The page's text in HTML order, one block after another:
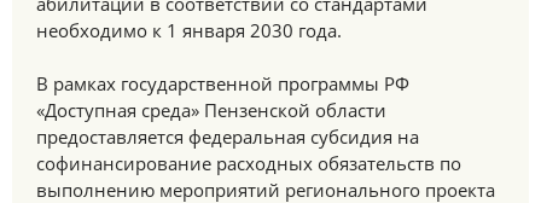
необходимо к 1 января 2030 года.
В рамках государственной программы РФ
«Доступная среда» Пензенской области
предоставляется федеральная субсидия на
софинансирование расходных обязательств по
выполнению мероприятий регионального проекта